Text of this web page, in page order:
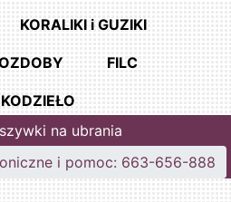
KORALIKI i GUZIKI
FILC
na ubrania
i pomoc: 663-656-888